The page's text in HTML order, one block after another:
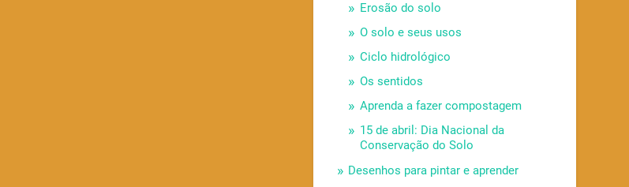
Erosão do solo
O solo e seus usos
Ciclo hidrológico
Os sentidos
Aprenda a fazer compostagem
15 de abril: Dia Nacional da
Conservação do Solo
Desenhos para pintar e aprender